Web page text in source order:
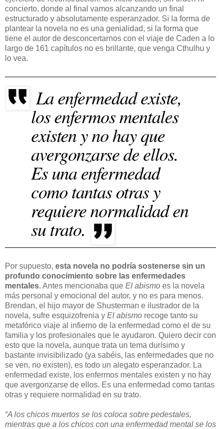
concierto, donde al final vamos alcanzando un final
estructurado y absolutamente esperanzador. Si la forma de
plantear la novela no es una genialidad, si la forma que
tiene el autor de desconcertarnos con el viaje de Caden a lo
largo de 161 capítulos no es brillante, que venga Cthulhu y
lo vea.
La enfermedad existe,
los enfermos mentales
existen y no hay que
avergonzarse de ellos.
Es una enfermedad
como tantas otras y
requiere normalidad en
su trato.
Por supuesto, esta novela no podría sostenerse sin un
profundo conocimiento sobre las enfermedades
mentales. Antes mencionaba que El abismo es la novela
más personal y emocional del autor, y no es para menos.
Brendan, el hijo mayor de Shusterman e ilustrador de la
novela, sufre esquizofrenia y El abismo recoge tanto su
metafórico viaje al infierno de la enfermedad como el de su
familia y los profesionales que le ayudaron. Quiero decir con
esto que la novela, aunque trata un tema durísimo y
bastante invisibilizado (ya sabéis, las enfermedades que no
se ven, no existen), es todo un alegato esperanzador. La
enfermedad existe, los enfermos mentales existen y no hay
que avergonzarse de ellos. Es una enfermedad como tantas
otras y requiere normalidad en su trato.
“A los chicos muertos se los coloca sobre pedestales,
mientras que a los chicos con una enfermedad mental se los